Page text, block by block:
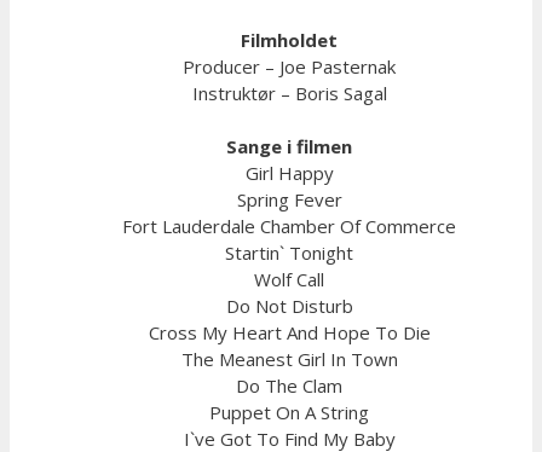
Filmholdet
Producer – Joe Pasternak
Instruktør – Boris Sagal
Sange i filmen
Girl Happy
Spring Fever
Fort Lauderdale Chamber Of Commerce
Startin` Tonight
Wolf Call
Do Not Disturb
Cross My Heart And Hope To Die
The Meanest Girl In Town
Do The Clam
Puppet On A String
I`ve Got To Find My Baby